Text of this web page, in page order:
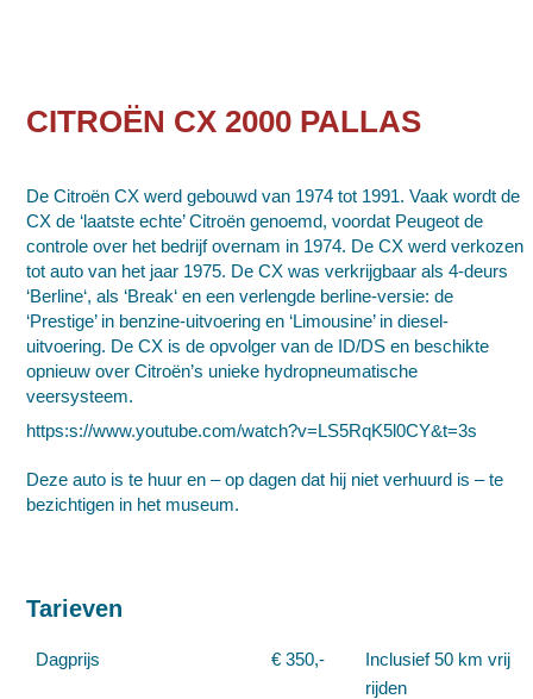
CITROËN CX 2000 PALLAS
De Citroën CX werd gebouwd van 1974 tot 1991. Vaak wordt de
CX de ‘laatste echte’ Citroën genoemd, voordat Peugeot de
controle over het bedrijf overnam in 1974. De CX werd verkozen
totauto van het jaar 1975. De CX was verkrijgbaar als 4-deurs
‘Berline‘, als ‘Break‘ en een verlengde berline-versie: de
‘Prestige’ in benzine-uitvoering en ‘Limousine’ in diesel-
uitvoering. De CX is de opvolger van de ID/DS en beschikte
opnieuw over Citroën’s unieke hydropneumatische
veersysteem.
https:s://www.youtube.com/watch?v=LS5RqK5l0CY&t=3s
Deze auto is te huur en – op dagen dat hij niet verhuurd is – te
bezichtigen in het museum.
Tarieven
Dagprijs € 350,-
Inclusief 50 km vrij
rijden